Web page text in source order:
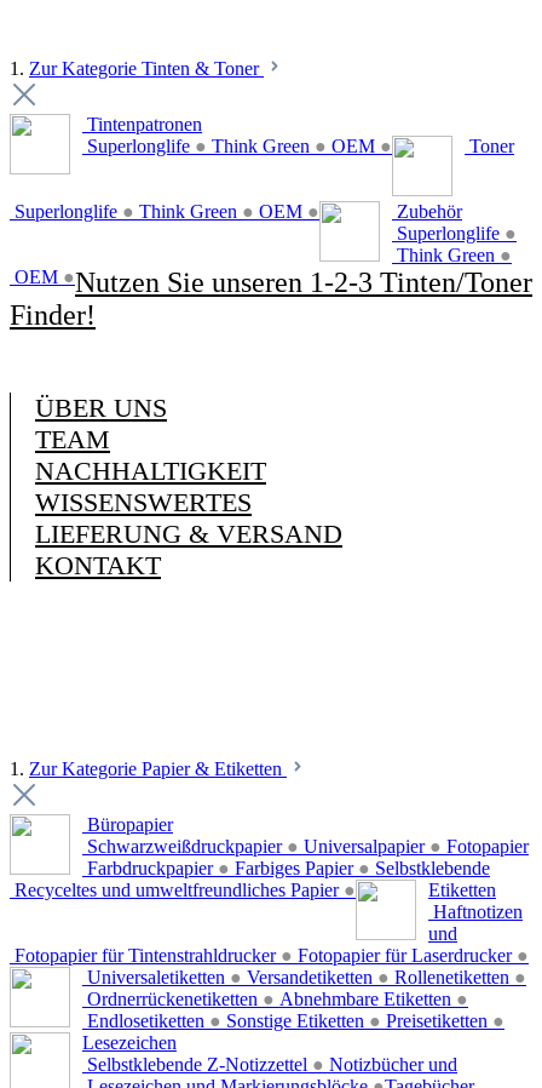
1. Zur Kategorie Tinten & Toner
Tintenpatronen
Superlonglife ● Think Green ● OEM ● Toner
Superlonglife ● Think Green ● OEM ●
Zubehör
Superlonglife ●
Think Green ●
OEM ●Nutzen Sie unseren 1-2-3 Tinten/Toner
Finder!
ÜBER UNS
TEAM
NACHHALTIGKEIT
WISSENSWERTES
LIEFERUNG & VERSAND
KONTAKT
1. Zur Kategorie Papier & Etiketten
Büropapier
Schwarzweißdruckpapier ● Universalpapier ●
Farbdruckpapier ● Farbiges Papier ●
Recyceltes und umweltfreundliches Papier ●
Fotopapier
Fotopapier für Tintenstrahldrucker ● Fotopapier für Laserdrucker ●
Selbstklebende
Etiketten
Universaletiketten ● Versandetiketten ● Rollenetiketten ●
Ordnerrückenetiketten ● Abnehmbare Etiketten ●
Endlosetiketten ● Sonstige Etiketten ● Preisetiketten ●
Haftnotizen
und
Lesezeichen
Selbstklebende Z-Notizzettel ● Notizbücher und